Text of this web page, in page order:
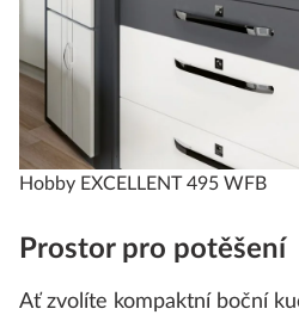
Hobby EXCELLENT 495 WFB
Prostor pro potěšení
Ať zvolíte kompaktní boční